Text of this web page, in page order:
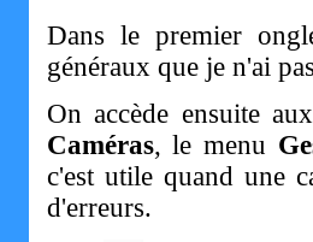
Dans le premier
généraux que je n'ai
On accède ensuite
Caméras, le menu
c'est utile quand une
d'erreurs.